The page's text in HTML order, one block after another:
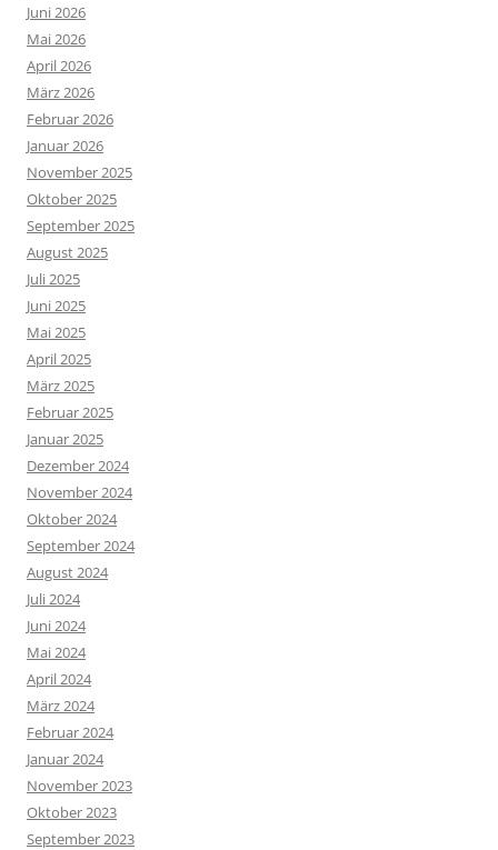
Juni 2026
Mai 2026
April 2026
März 2026
Februar 2026
Januar 2026
November 2025
Oktober 2025
September 2025
August 2025
Juli 2025
Juni 2025
Mai 2025
April 2025
März 2025
Februar 2025
Januar 2025
Dezember 2024
November 2024
Oktober 2024
September 2024
August 2024
Juli 2024
Juni 2024
Mai 2024
April 2024
März 2024
Februar 2024
Januar 2024
November 2023
Oktober 2023
September 2023